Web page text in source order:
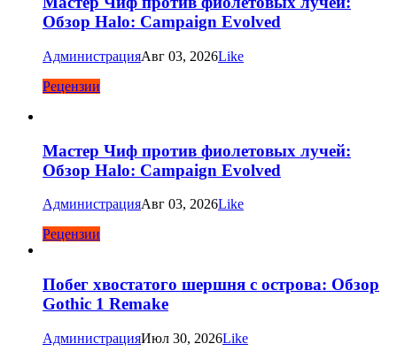
Обзор Halo: Campaign Evolved
АдминистрацияАвг 03, 2026Like
Рецензии
Мастер Чиф против фиолетовых лучей:
Обзор Halo: Campaign Evolved
АдминистрацияАвг 03, 2026Like
Рецензии
Побег хвостатого шершня с острова: Обзор
Gothic 1 Remake
АдминистрацияИюл 30, 2026Like